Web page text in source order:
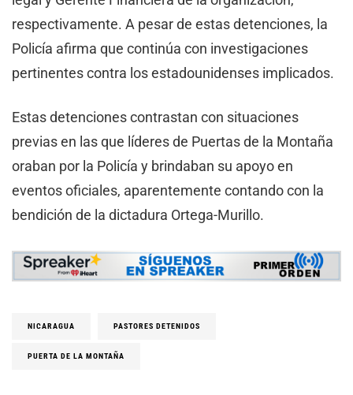
respectivamente. A pesar de estas detenciones, la
Policía afirma que continúa con investigaciones
pertinentes contra los estadounidenses implicados.
Estas detenciones contrastan con situaciones
previas en las que líderes de Puertas de la Montaña
oraban por la Policía y brindaban su apoyo en
eventos oficiales, aparentemente contando con la
bendición de la dictadura Ortega-Murillo.
NICARAGUA PASTORES DETENIDOS
PUERTA DE LA MONTAÑA